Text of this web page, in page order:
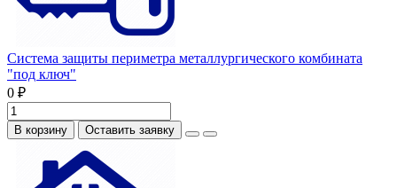
Система защиты периметра металлургического комбината
"под ключ"
0 ₽
В корзину Оставить заявку